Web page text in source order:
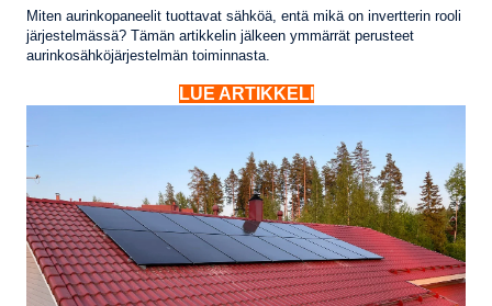
Miten aurinkopaneelit tuottavat sähköä, entä mikä on invertterin rooli
järjestelmässä? Tämän artikkelin jälkeen ymmärrät perusteet
aurinkosähköjärjestelmän toiminnasta.
LUE ARTIKKELI